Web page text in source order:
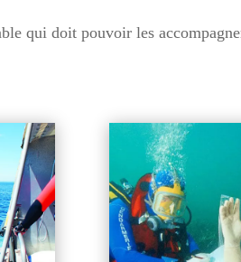
qui doit pouvoir les